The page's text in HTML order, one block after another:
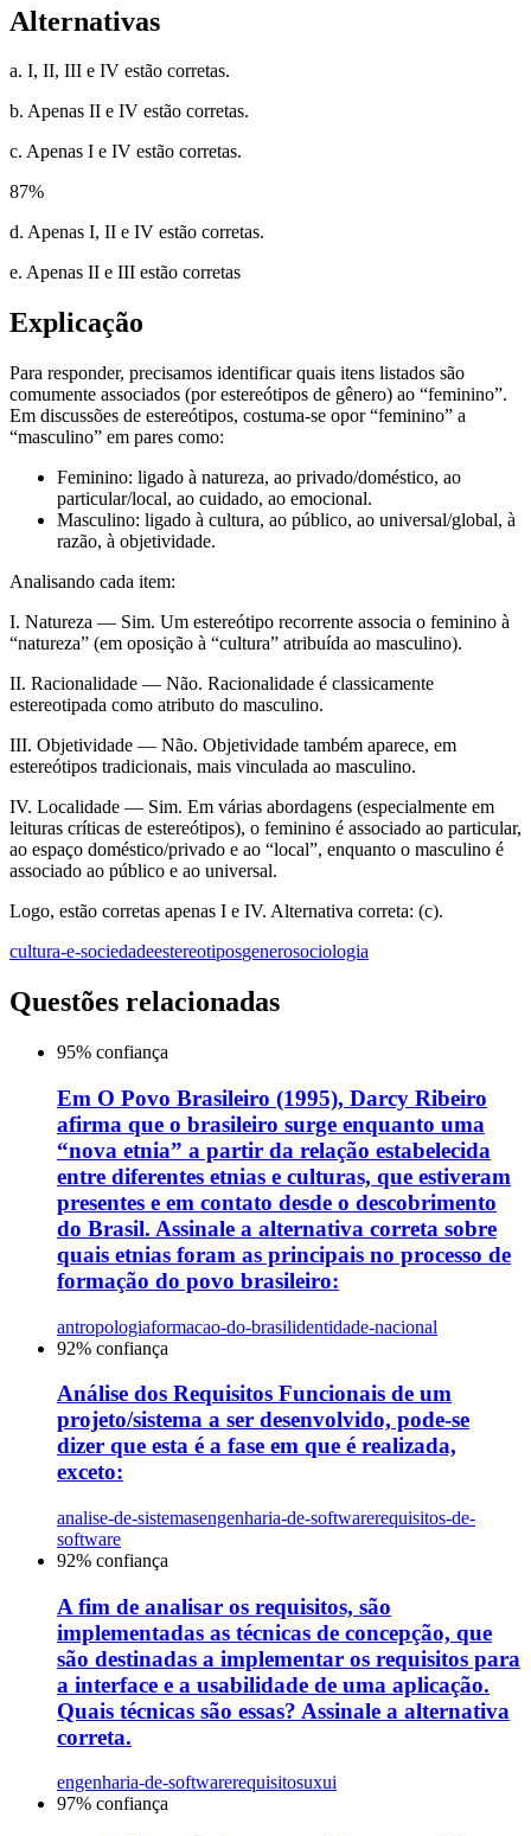
Alternativas
a. I, II, III e IV estão corretas.
b. Apenas II e IV estão corretas.
c. Apenas I e IV estão corretas.
87%
d. Apenas I, II e IV estão corretas.
e. Apenas II e III estão corretas
Explicação
Para responder, precisamos identificar quais itens listados são
comumente associados (por estereótipos de gênero) ao “feminino”.
Em discussões de estereótipos, costuma-se opor “feminino” a
“masculino” em pares como:
Feminino: ligado à natureza, ao privado/doméstico, ao
particular/local, ao cuidado, ao emocional.
Masculino: ligado à cultura, ao público, ao universal/global, à
razão, à objetividade.
Analisando cada item:
I. Natureza — Sim. Um estereótipo recorrente associa o feminino à
“natureza” (em oposição à “cultura” atribuída ao masculino).
II. Racionalidade — Não. Racionalidade é classicamente
estereotipada como atributo do masculino.
III. Objetividade — Não. Objetividade também aparece, em
estereótipos tradicionais, mais vinculada ao masculino.
IV. Localidade — Sim. Em várias abordagens (especialmente em
leituras críticas de estereótipos), o feminino é associado ao particular,
ao espaço doméstico/privado e ao “local”, enquanto o masculino é
associado ao público e ao universal.
Logo, estão corretas apenas I e IV. Alternativa correta: (c).
cultura-e-sociedadeestereotiposgenerosociologia
Questões relacionadas
95% confiança
Em O Povo Brasileiro (1995), Darcy Ribeiro
afirma que o brasileiro surge enquanto uma
“nova etnia” a partir da relação estabelecida
entre diferentes etnias e culturas, que estiveram
presentes e em contato desde o descobrimento
do Brasil. Assinale a alternativa correta sobre
quais etnias foram as principais no processo de
formação do povo brasileiro:
antropologiaformacao-do-brasilidentidade-nacional
92% confiança
Análise dos Requisitos Funcionais de um
projeto/sistema a ser desenvolvido, pode-se
dizer que esta é a fase em que é realizada,
exceto:
analise-de-sistemasengenharia-de-softwarerequisitos-de-
software
92% confiança
A fim de analisar os requisitos, são
implementadas as técnicas de concepção, que
são destinadas a implementar os requisitos para
a interface e a usabilidade de uma aplicação.
Quais técnicas são essas? Assinale a alternativa
correta.
engenharia-de-softwarerequisitosuxui
97% confiança